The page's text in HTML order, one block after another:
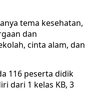
tema kesehatan,
dan
cinta alam, dan
116 peserta didik
dari 1 kelas KB, 3